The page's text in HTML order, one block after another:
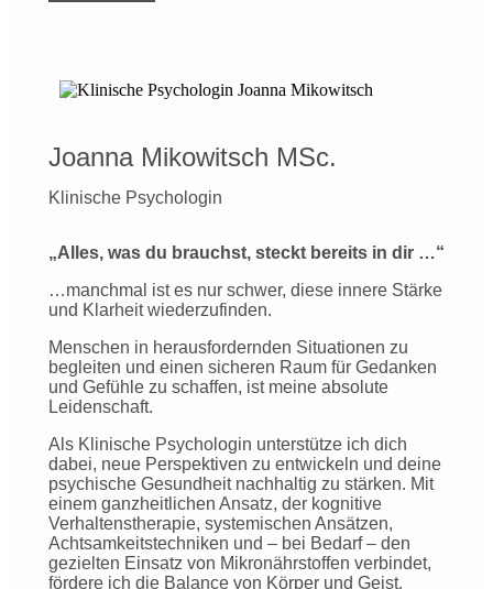
Joanna Mikowitsch MSc.
Klinische Psychologin
„Alles, was du brauchst, steckt bereits in dir …“
…manchmal ist es nur schwer, diese innere Stärke
und Klarheit wiederzufinden.
Menschen in herausfordernden Situationen zu
begleiten und einen sicheren Raum für Gedanken
und Gefühle zu schaffen, ist meine absolute
Leidenschaft.
Als Klinische Psychologin unterstütze ich dich
dabei, neue Perspektiven zu entwickeln und deine
psychische Gesundheit nachhaltig zu stärken. Mit
einem ganzheitlichen Ansatz, der kognitive
Verhaltenstherapie, systemischen Ansätzen,
Achtsamkeitstechniken und – bei Bedarf – den
gezielten Einsatz von Mikronährstoffen verbindet,
fördere ich die Balance von Körper und Geist.